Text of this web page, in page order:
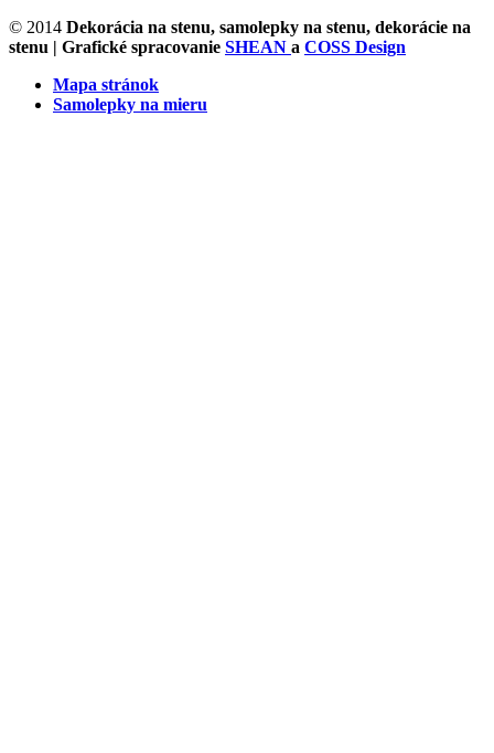
© 2014 Dekorácia na stenu, samolepky na stenu, dekorácie na
stenu | Grafické spracovanie SHEAN a COSS Design
Mapa stránok
Samolepky na mieru